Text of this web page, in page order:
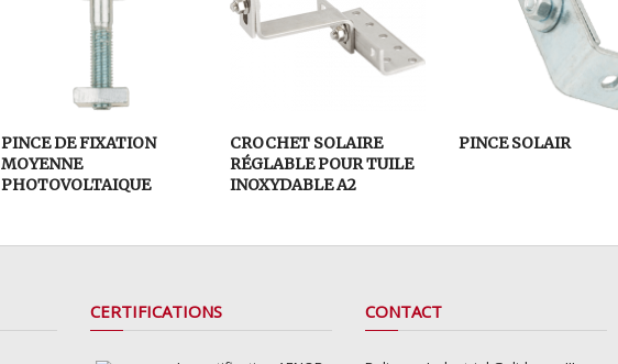
PINCE DE FIXATION
MOYENNE
PHOTOVOLTAIQUE
CROCHET SOLAIRE
RÉGLABLE POUR TUILE
INOXYDABLE A2
PINCE SOLAIR
CERTIFICATIONS CONTACT